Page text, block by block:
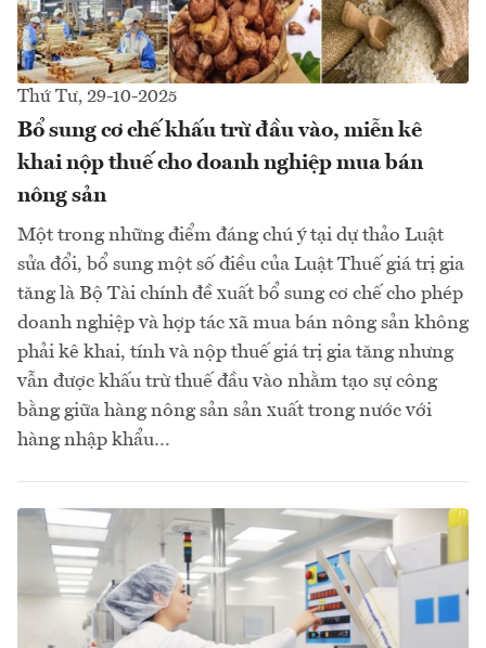
Thứ Tư, 29-10-2025
Bổ sung cơ chế khấu trừ đầu vào, miễn kê
khai nộp thuế cho doanh nghiệp mua bán
nông sản
Một trong những điểm đáng chú ý tại dự thảo Luật
sửa đổi, bổ sung một số điều của Luật Thuế giá trị gia
tăng là Bộ Tài chính đề xuất bổ sung cơ chế cho phép
doanh nghiệp và hợp tác xã mua bán nông sản không
phải kê khai, tính và nộp thuế giá trị gia tăng nhưng
vẫn được khấu trừ thuế đầu vào nhằm tạo sự công
bằng giữa hàng nông sản sản xuất trong nước với
hàng nhập khẩu…